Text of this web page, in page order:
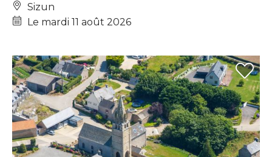
Sizun
Le mardi 11 août 2026